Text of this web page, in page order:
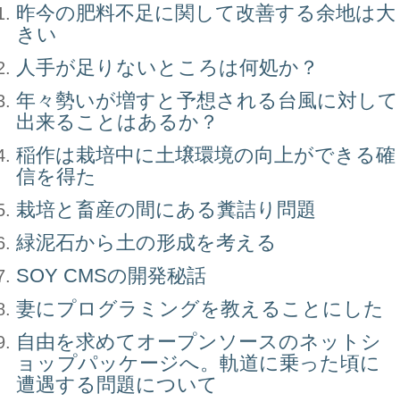
昨今の肥料不足に関して改善する余地は大
きい
人手が足りないところは何処か？
年々勢いが増すと予想される台風に対して
出来ることはあるか？
稲作は栽培中に土壌環境の向上ができる確
信を得た
栽培と畜産の間にある糞詰り問題
緑泥石から土の形成を考える
SOY CMSの開発秘話
妻にプログラミングを教えることにした
自由を求めてオープンソースのネットシ
ョップパッケージへ。軌道に乗った頃に
遭遇する問題について